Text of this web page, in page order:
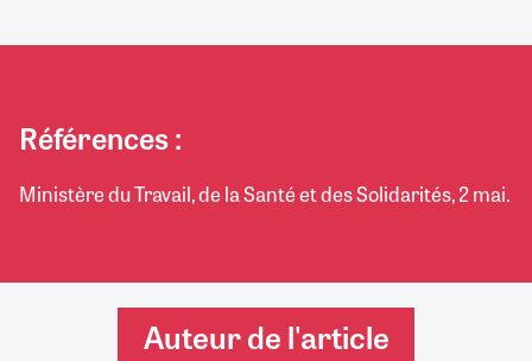
Références :
Ministère du Travail, de la Santé et des Solidarités, 2 mai.
Auteur de l'article